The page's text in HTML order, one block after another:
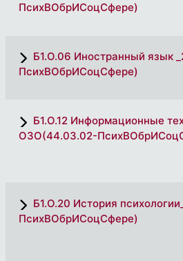
ПсихВОбрИСоцСфере)
Б1.О.06 Иностранный язык
ПсихВОбрИСоцСфере)
Б1.О.12 Информационные
ОЗО(44.03.02-
Б1.О.20 История
ПсихВОбрИСоцСфере)